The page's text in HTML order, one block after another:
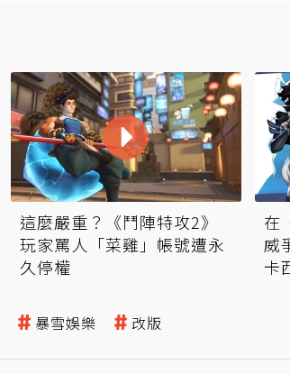
這麼嚴重？《鬥陣特攻2》
玩家罵人「菜雞」帳號遭永
久停權
在
威
卡
暴雪娛樂 改版